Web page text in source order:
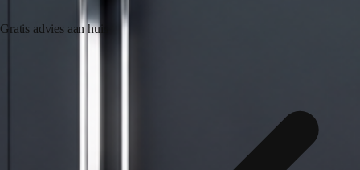
Gratis advies aan huis